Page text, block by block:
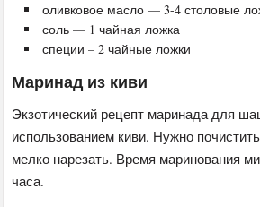
оливковое масло — 3-4 столовые
соль — 1 чайная ложка
специи – 2 чайные ложки
Маринад из киви
Экзотический рецепт маринада для
использованием киви. Нужно
мелко нарезать. Время маринования
часа.